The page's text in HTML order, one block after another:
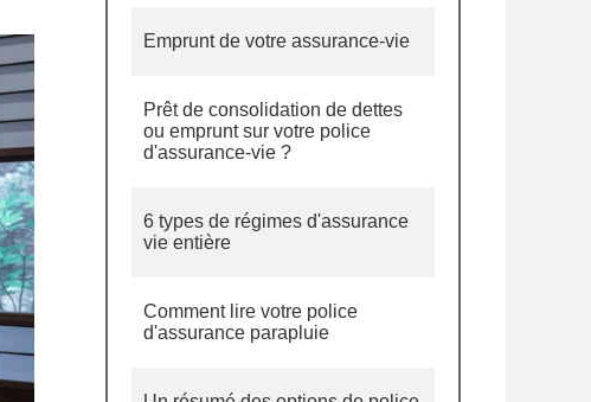
Emprunt de votre assurance-vie
Prêt de consolidation de dettes
ou emprunt sur votre police
d'assurance-vie ?
6 types de régimes d'assurance
vie entière
Comment lire votre police
d'assurance parapluie